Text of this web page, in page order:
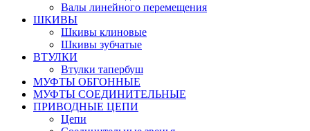
Валы линейного перемещения
ШКИВЫ
Шкивы клиновые
Шкивы зубчатые
ВТУЛКИ
Втулки тапербуш
МУФТЫ ОБГОННЫЕ
МУФТЫ СОЕДИНИТЕЛЬНЫЕ
ПРИВОДНЫЕ ЦЕПИ
Цепи